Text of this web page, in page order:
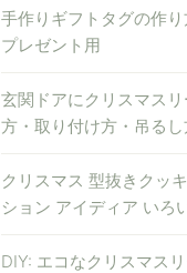
手作りギフトタグの作
プレゼント用
玄関ドアにクリスマスリ
方・取り付け方・吊る
クリスマス 型抜きクッ
ション アイディア いろ
DIY: エコなクリスマス